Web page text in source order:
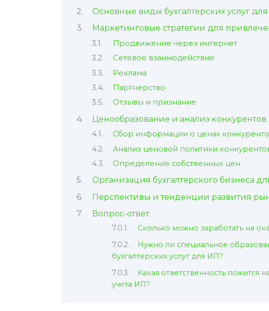
Основные виды бухгалтерских услуг
Маркетинговые стратегии для
Продвижение через интернет
Сетевое взаимодействие
Реклама
Партнерство
Отзывы и признание
Ценообразование и анализ конкурентов
Сбор информации о ценах
Анализ ценовой политики
Определение собственных цен
Организация бухгалтерского бизнеса
Перспективы и тенденции развития
Вопрос-ответ:
Сколько можно заработать на
Нужно ли специальное
бухгалтерских услуг для ИП?
Какая ответственность ложится
учета ИП?